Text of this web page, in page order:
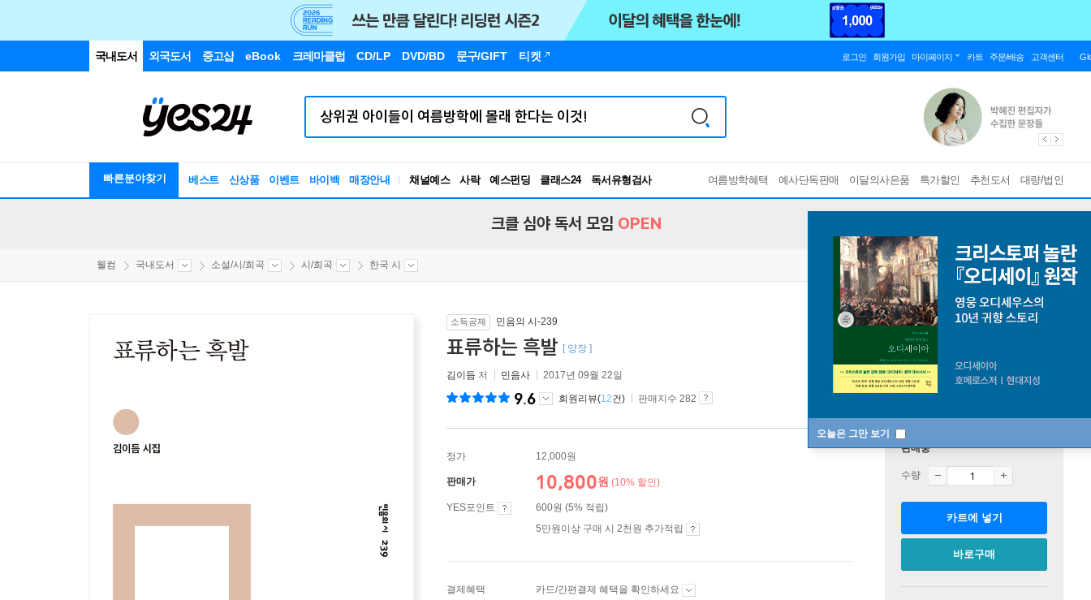
국내도서 외국도서 중고샵 eBook 크레마클럽 CD/LP DVD/BD 문구/GIFT 티켓 로그인 회원가입 마이페이지 카트 주문/배송 고객센터
빠른분야찾기 베스트 신상품 이벤트 바이백 매장안내 채널예스 사락 예스펀딩 클래스24
독서유형검사
RBTI Lab
여름방학혜택 예사단독판매 이달의사은품 특가할인 추천도서 대량/법인
오늘은 그만 보기
크클 심야 독서 모임 OPEN
웰컴 국내도서 소설/시/희곡 시/희곡 한국 시
소득공제 민음의 시-239
표류하는 흑발 [ 양장 ]
김이듬 저 민음사 2017년 09월 22일
9.6 회원리뷰(12건) 판매지수 282
정가 12,000원
판매가 10,800원 (10% 할인)
YES포인트
600원 (5% 적립)
5만원이상 구매 시 2천원 추가적립
결제혜택 카드/간편결제 혜택을 확인하세요
판매중
수량
카트에 넣기
바로구매